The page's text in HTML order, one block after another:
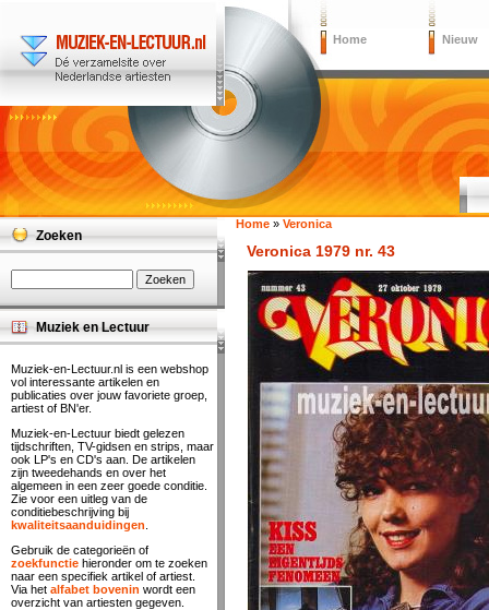
Home Nieuw
Home » Veronica
Veronica 1979 nr. 43
Zoeken
Muziek en Lectuur
Muziek-en-Lectuur.nl is een webshop
vol interessante artikelen en
publicaties over jouw favoriete groep,
artiest of BN'er.
Muziek-en-Lectuur biedt gelezen
tijdschriften, TV-gidsen en strips, maar
ook LP's en CD's aan. De artikelen
zijn tweedehands en over het
algemeen in een zeer goede conditie.
Zie voor een uitleg van de
conditiebeschrijving bij
kwaliteitsaanduidingen
Gebruik de categorieën of
zoekfunctie hieronder om te zoeken
naar een specifiek artikel of artiest.
Via het alfabet bovenin wordt een
overzicht van artiesten gegeven.